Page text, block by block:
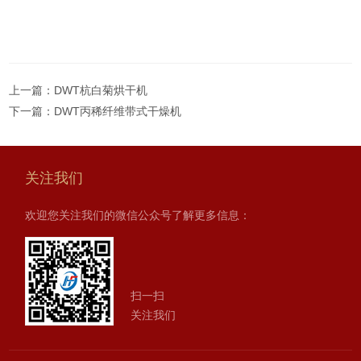
上一篇： DWT杭白菊烘干机
下一篇： DWT丙稀纤维带式干燥机
关注我们
欢迎您关注我们的微信公众号了解更多信息：
扫一扫
关注我们